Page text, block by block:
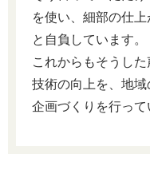
を使い、細部の仕
と自負しています。
これからもそうし
技術の向上を、地
企画づくりを行って